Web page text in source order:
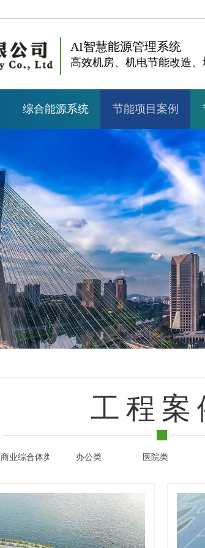
AI智慧能源管理系统
高效机房、机电节能改造
综合能源系统 节能项目案例
商业综合体类 办公类 医院类
工程案